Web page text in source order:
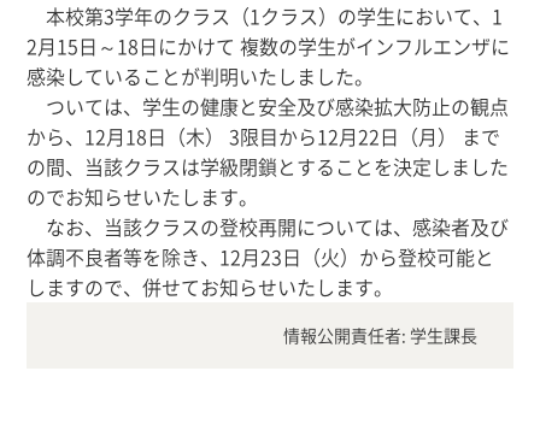
本校第3学年のクラス（1クラス）の学生において、1
2月15日～18日にかけて 複数の学生がインフルエンザに
感染していることが判明いたしました。
ついては、学生の健康と安全及び感染拡大防止の観点
から、12月18日（木） 3限目から12月22日（月） まで
の間、当該クラスは学級閉鎖とすることを決定しました
のでお知らせいたします。
なお、当該クラスの登校再開については、感染者及び
体調不良者等を除き、12月23日（火）から登校可能と
しますので、併せてお知らせいたします。
情報公開責任者: 学生課長